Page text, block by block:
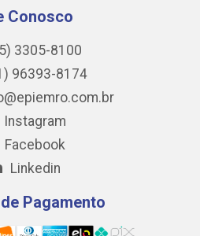
Conosco
3305-8100
96393-8174
Instagram
Facebook
Linkedin
Pagamento